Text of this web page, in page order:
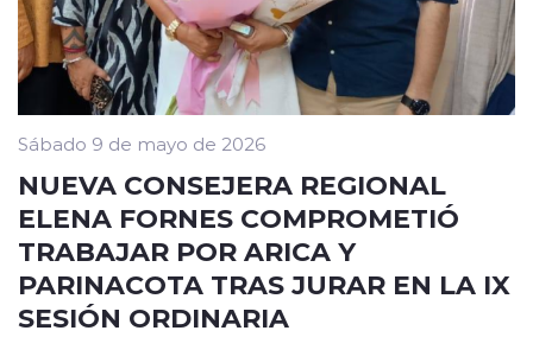
Sábado 9 de mayo de 2026
NUEVA CONSEJERA REGIONAL
ELENA FORNES COMPROMETIÓ
TRABAJAR POR ARICA Y
PARINACOTA TRAS JURAR EN LA IX
SESIÓN ORDINARIA